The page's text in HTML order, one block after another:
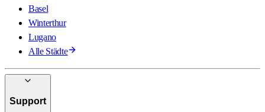
Basel
Winterthur
Lugano
Alle Städte
Support